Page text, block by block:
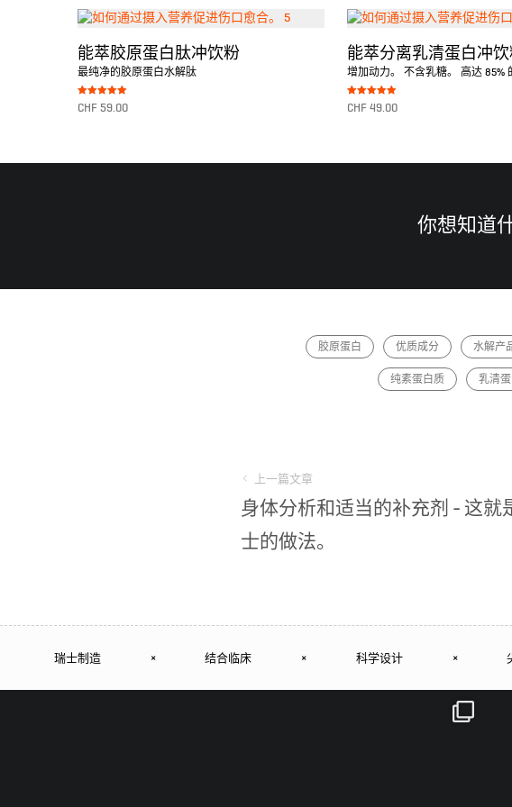
能萃胶原蛋白肽冲饮粉
最纯净的胶原蛋白水解肽
Bewertet mit
5.00
CHF 59.00
能萃分离乳清蛋白冲
增加动力。 不含乳糖。 高达 85%
Bewertet mit
5.00
CHF 49.00
你想知道
胶原蛋白 优质成分 水解产
纯素蛋白质 乳清蛋
上一篇文章
身体分析和适当的补充剂 - 这就
士的做法。
瑞士制造 × 结合临床 × 科学设计 ×